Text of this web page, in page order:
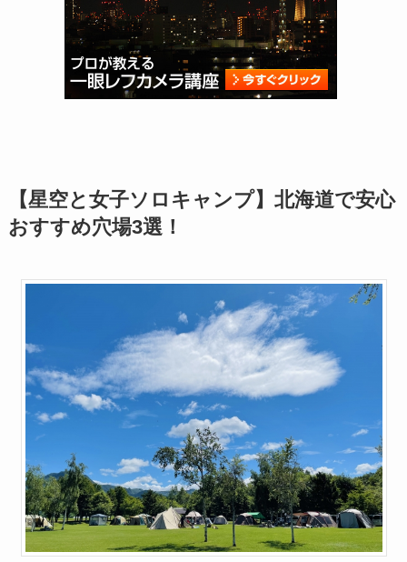
【星空と女子ソロキャンプ】北海道で安心
おすすめ穴場3選！